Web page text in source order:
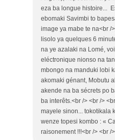
eza ba longue histoire...
ebomaki Savimbi to
image ya mabe te na<br /
lisolo ya quelques 6
na ye azalaki na Lomé,
eléctronique nionso na
mbongo na manduki lobi
akomaki génant, Mobutu
akende na ba sécrets po
ba interêts.<br /> <br />
mayele sinon... tokotikala
wenze topesi kombo : «
raisonement !!!<br />